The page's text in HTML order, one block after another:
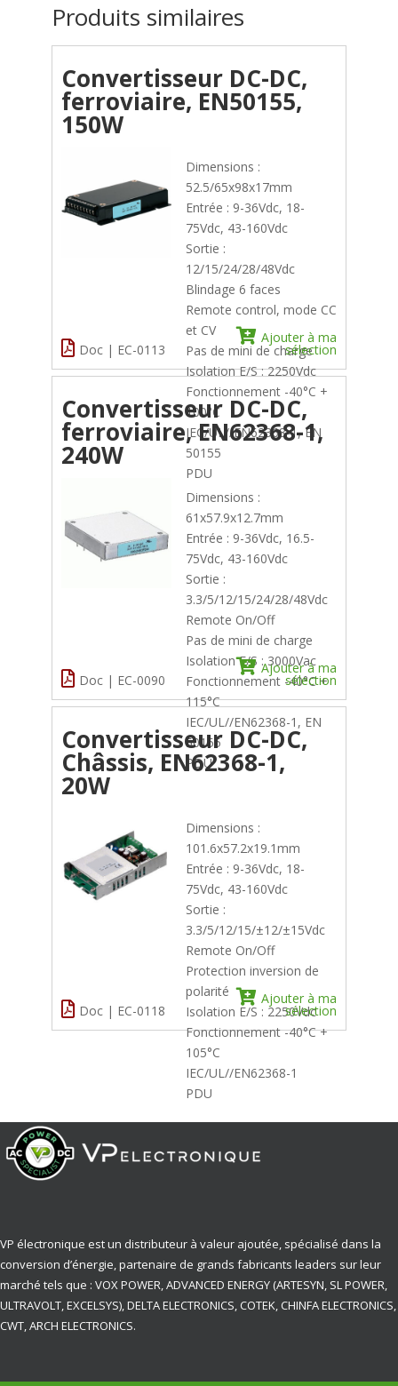
Produits similaires
Convertisseur DC-DC,
ferroviaire, EN50155,
150W
Dimensions :
52.5/65x98x17mm
Entrée : 9-36Vdc, 18-
75Vdc, 43-160Vdc
Sortie :
12/15/24/28/48Vdc
Blindage 6 faces
Remote control, mode CC
et CV
Pas de mini de charge
Isolation E/S : 2250Vdc
Fonctionnement -40°C +
100°C
IEC/UL//EN62368-1, EN
50155
PDU
Ajouter à ma
sélection
Doc | EC-0113
Convertisseur DC-DC,
ferroviaire, EN62368-1,
240W
Dimensions :
61x57.9x12.7mm
Entrée : 9-36Vdc, 16.5-
75Vdc, 43-160Vdc
Sortie :
3.3/5/12/15/24/28/48Vdc
Remote On/Off
Pas de mini de charge
Isolation E/S : 3000Vac
Fonctionnement -40°C +
115°C
IEC/UL//EN62368-1, EN
50155
PDU
Ajouter à ma
sélection
Doc | EC-0090
Convertisseur DC-DC,
Châssis, EN62368-1,
20W
Dimensions :
101.6x57.2x19.1mm
Entrée : 9-36Vdc, 18-
75Vdc, 43-160Vdc
Sortie :
3.3/5/12/15/±12/±15Vdc
Remote On/Off
Protection inversion de
polarité
Isolation E/S : 2250Vdc
Fonctionnement -40°C +
105°C
IEC/UL//EN62368-1
PDU
Ajouter à ma
sélection
Doc | EC-0118
VP électronique est un distributeur à valeur ajoutée, spécialisé dans la
conversion d’énergie, partenaire de grands fabricants leaders sur leur
marché tels que : VOX POWER, ADVANCED ENERGY (ARTESYN, SL POWER,
ULTRAVOLT, EXCELSYS), DELTA ELECTRONICS, COTEK, CHINFA ELECTRONICS,
CWT, ARCH ELECTRONICS.